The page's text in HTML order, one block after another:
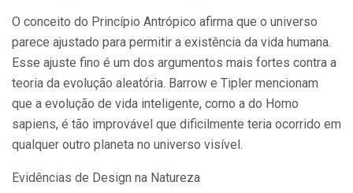
O conceito do Princípio Antrópico afirma que o universo
parece ajustado para permitir a existência da vida humana.
Esse ajuste fino é um dos argumentos mais fortes contra a
teoria da evolução aleatória. Barrow e Tipler mencionam
que a evolução de vida inteligente, como a do Homo
sapiens, é tão improvável que dificilmente teria ocorrido em
qualquer outro planeta no universo visível.
Evidências de Design na Natureza